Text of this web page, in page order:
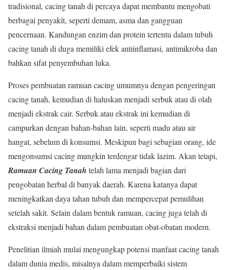
tradisional, cacing tanah di percaya dapat membantu mengobati
berbagai penyakit, seperti demam, asma dan gangguan
pencernaan. Kandungan enzim dan protein tertentu dalam tubuh
cacing tanah di duga memiliki efek antiinflamasi, antimikroba dan
bahkan sifat penyembuhan luka.
Proses pembuatan ramuan cacing umumnya dengan pengeringan
cacing tanah, kemudian di haluskan menjadi serbuk atau di olah
menjadi ekstrak cair. Serbuk atau ekstrak ini kemudian di
campurkan dengan bahan-bahan lain, seperti madu atau air
hangat, sebelum di konsumsi. Meskipun bagi sebagian orang, ide
mengonsumsi cacing mungkin terdengar tidak lazim. Akan tetapi,
Ramuan Cacing Tanah telah lama menjadi bagian dari
pengobatan herbal di banyak daerah. Karena katanya dapat
meningkatkan daya tahan tubuh dan mempercepat pemulihan
setelah sakit. Selain dalam bentuk ramuan, cacing juga telah di
ekstraksi menjadi bahan dalam pembuatan obat-obatan modern.
Penelitian ilmiah mulai mengungkap potensi manfaat cacing tanah
dalam dunia medis, misalnya dalam memperbaiki sistem